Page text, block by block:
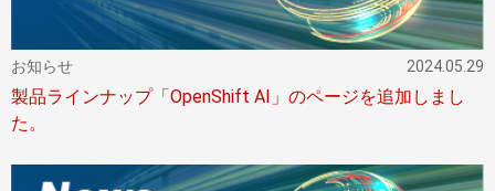
お知らせ 2024.05.29
製品ラインナップ「OpenShift AI」のページを追加しまし
た。